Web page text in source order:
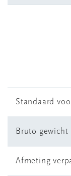
Standaard
Bruto gewicht
Afmeting